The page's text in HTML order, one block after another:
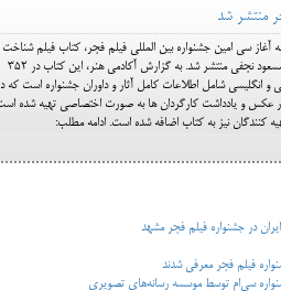
مانده به آغاز سی امین جشنواره بین المللی فیلم فجر، کتاب فیلم شناخت
جشنواره به سردبیری مسعود نجفی منتشر شد. به گزارش آکادمی هنر، این کتاب در 352
و انگلیسی شامل اطلاعات کامل آثار و داوران جشنواره است که
بار عکس و یادداشت کارگردان ها به صورت اختصاصی تهیه شده
کنندگان نیز به کتاب اضافه شده است. ادامه مطلب:
فيلم فجر معرفي شدند
سی‌ام توسط موسسه رسانه‌های تصویری